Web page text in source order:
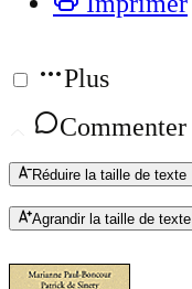
Plus
Commenter
Réduire la taille de texte
Agrandir la taille de texte